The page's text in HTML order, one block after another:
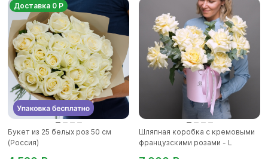
Доставка 0 Р
Букет из 25 белых роз 50 см
(Россия)
Шляпная коробка с кремовыми
французскими розами - L